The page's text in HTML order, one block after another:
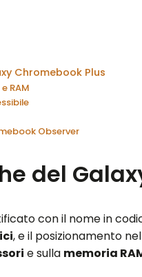
Chromebook Plus
RAM
Observer
del
con il nome in
, e il posizionamento
e sulla memoria